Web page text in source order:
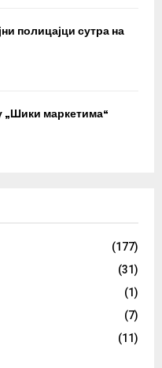
полицајци сутра на
„Шики маркетима“
(177)
(31)
(1)
(7)
(11)